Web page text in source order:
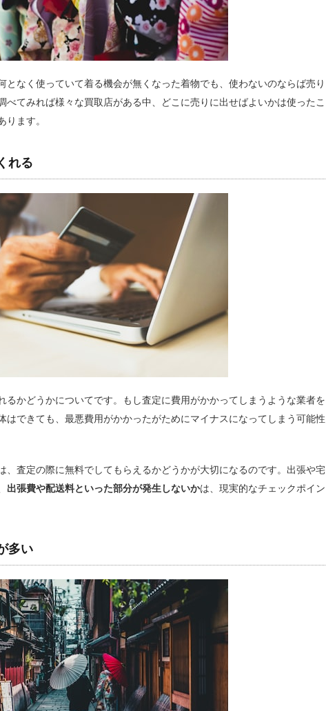
となく使っていて着る機会が無くなった着物でも、使わないのならば売り
べてみれば様々な買取店がある中、どこに売りに出せばよいかは使ったこ
ります。
れる
るかどうかについてです。もし査定に費用がかかってしまうような業者を
はできても、最悪費用がかかったがためにマイナスになってしまう可能性
、査定の際に無料でしてもらえるかどうかが大切になるのです。出張や宅
出張費や配送料といった部分が発生しないかは、現実的なチェックポイン
多い